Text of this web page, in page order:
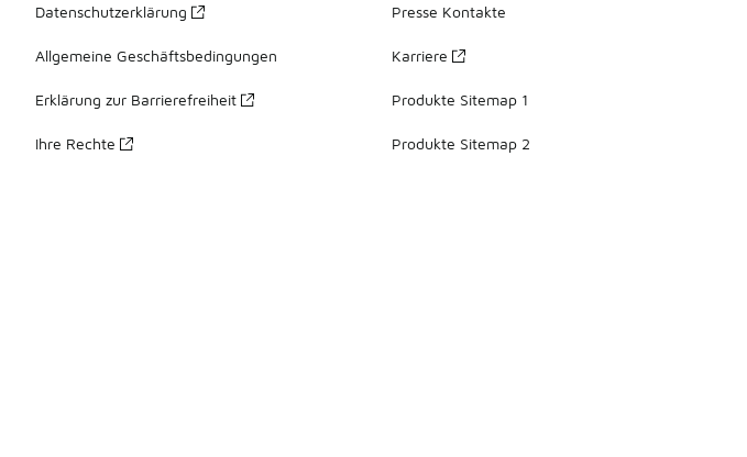
Datenschutzerklärung
Allgemeine Geschäftsbedingungen
Erklärung zur Barrierefreiheit
Ihre Rechte
Presse Kontakte
Karriere
Produkte Sitemap 1
Produkte Sitemap 2